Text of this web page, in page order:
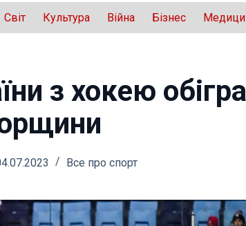
Світ Культура Війна Бізнес
з хокею
Все про спорт